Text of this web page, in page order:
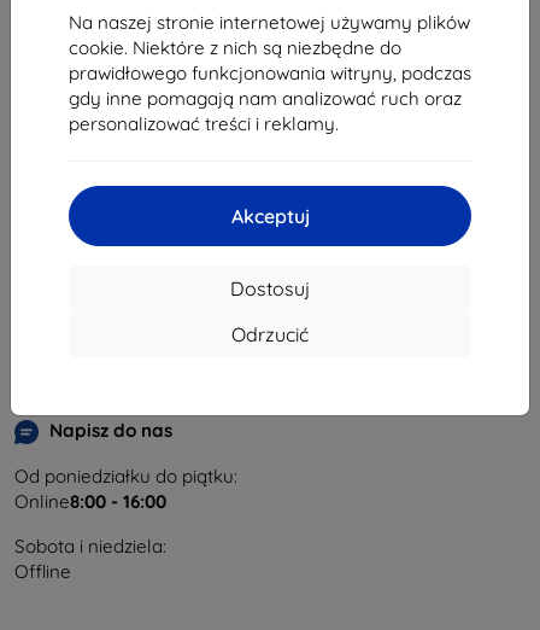
Na naszej stronie internetowej używamy plików
cookie. Niektóre z nich są niezbędne do
prawidłowego funkcjonowania witryny, podczas
gdy inne pomagają nam analizować ruch oraz
personalizować treści i reklamy.
Akceptuj
Dostosuj
Odrzucić
Shield-Sk s.r.o.
841 04 Bratislava
REGON:
SK2023549671
Napisz do nas
Od poniedziałku do piątku:
Online8:00 - 16:00
Sobota i niedziela:
Offline